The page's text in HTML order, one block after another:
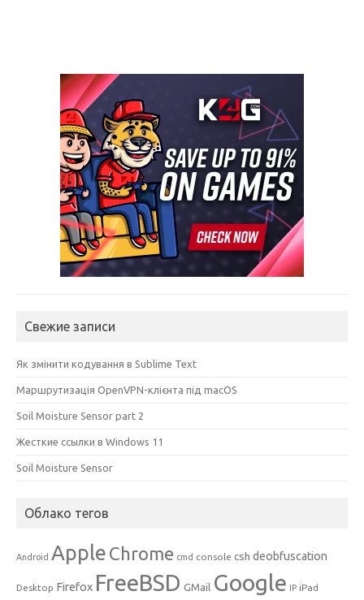
Свежие записи
Як змінити кодування в Sublime Text
Маршрутизація OpenVPN-клієнта під macOS
Soil Moisture Sensor part 2
Жесткие ссылки в Windows 11
Soil Moisture Sensor
Облако тегов
Android Apple Chrome cmd console csh deobfuscation
Desktop Firefox FreeBSD GMail Google IP iPad